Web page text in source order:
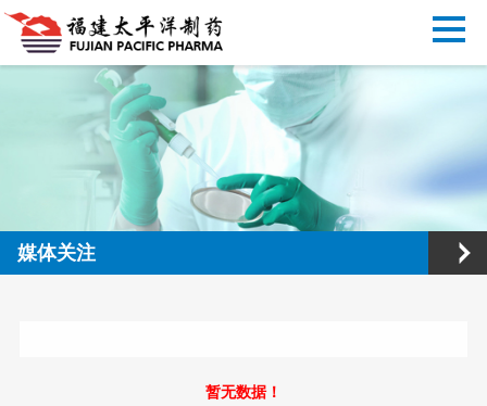
媒体关注
暂无数据！